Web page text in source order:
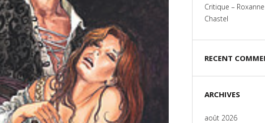
Critique –
Chastel
RECENT
ARCHIVES
août 2026